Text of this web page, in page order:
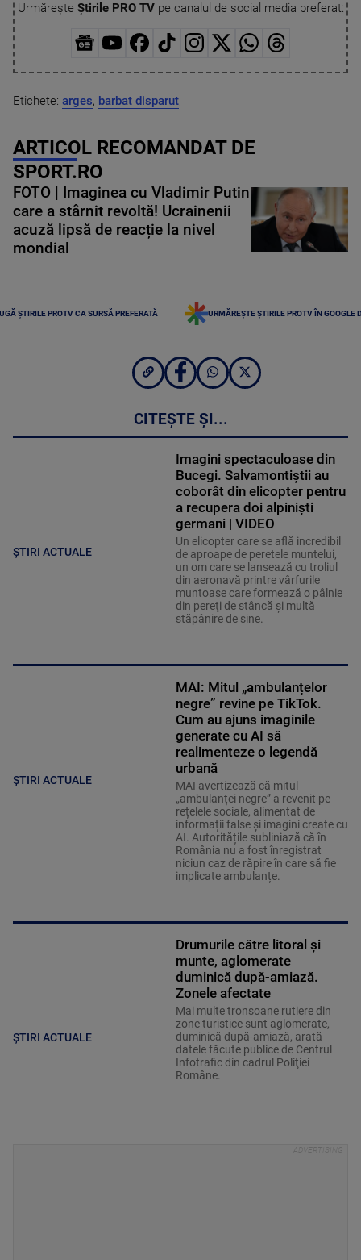
Urmărește Știrile PRO TVpe canalul de social media preferat:
Etichete: arges, barbat disparut,
ARTICOL RECOMANDAT DE
SPORT.RO
FOTO | Imaginea cu Vladimir Putin
care a stârnit revoltă! Ucrainenii
acuză lipsă de reacție la nivel
mondial
ȘTIRILE PROTV CA SURSĂ PREFERATĂ URMĂREȘTE ȘTIRILE PROTV ÎN GOOGLE
CITEȘTE ȘI...
ȘTIRI ACTUALE
Imagini spectaculoase din
Bucegi. Salvamontiștii au
coborât din elicopter pentru
a recupera doi alpiniști
germani | VIDEO
Un elicopter care se află incredibil
de aproape de peretele muntelui,
un om care se lansează cu troliul
din aeronavă printre vârfurile
muntoase care formează o pâlnie
din pereţi de stâncă şi multă
stăpânire de sine.
ȘTIRI ACTUALE
MAI: Mitul „ambulanțelor
negre” revine pe TikTok.
Cum au ajuns imaginile
generate cu AI să
realimenteze o legendă
urbană
MAI avertizează că mitul
„ambulanței negre” a revenit pe
rețelele sociale, alimentat de
informații false și imagini create cu
AI. Autoritățile subliniază că în
România nu a fost înregistrat
niciun caz de răpire în care să fie
implicate ambulanțe.
ȘTIRI ACTUALE
Drumurile către litoral și
munte, aglomerate
duminică după-amiază.
Zonele afectate
Mai multe tronsoane rutiere din
zone turistice sunt aglomerate,
duminică după-amiază, arată
datele făcute publice de Centrul
Infotrafic din cadrul Poliţiei
Române.